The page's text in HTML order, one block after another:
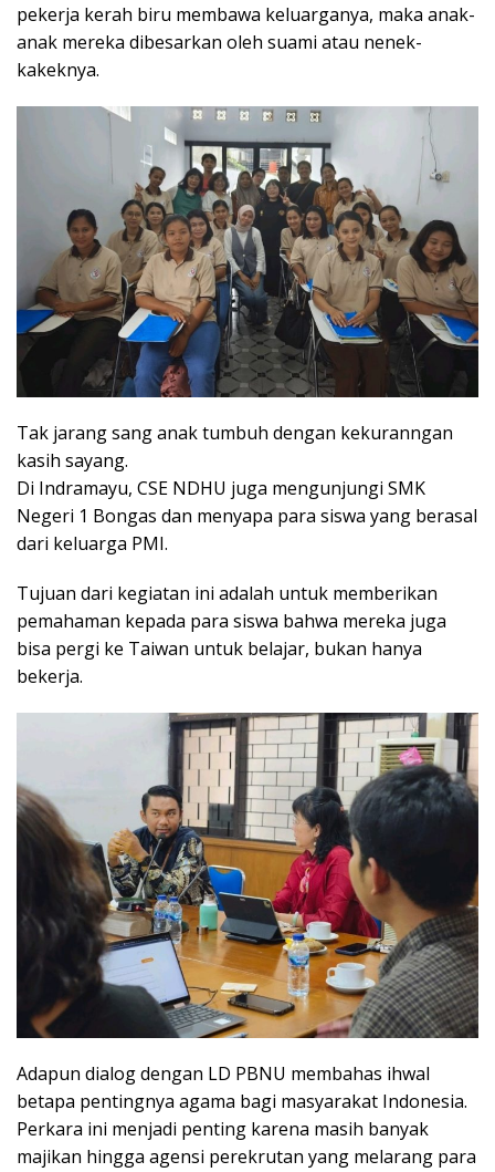
pekerja kerah biru membawa keluarganya, maka anak-
anak mereka dibesarkan oleh suami atau nenek-
kakeknya.
Tak jarang sang anak tumbuh dengan kekuranngan
kasih sayang.
Di Indramayu, CSE NDHU juga mengunjungi SMK
Negeri 1 Bongas dan menyapa para siswa yang berasal
dari keluarga PMI.
Tujuan dari kegiatan ini adalah untuk memberikan
pemahaman kepada para siswa bahwa mereka juga
bisa pergi ke Taiwan untuk belajar, bukan hanya
bekerja.
Adapun dialog dengan LD PBNU membahas ihwal
betapa pentingnya agama bagi masyarakat Indonesia.
Perkara ini menjadi penting karena masih banyak
majikan hingga agensi perekrutan yang melarang para